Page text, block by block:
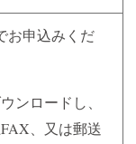
お申込みくだ
ンロードし、
、又は郵送